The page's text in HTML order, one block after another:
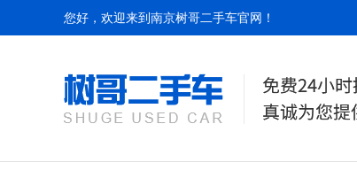
您好，欢迎来到南京树哥二手车官网！